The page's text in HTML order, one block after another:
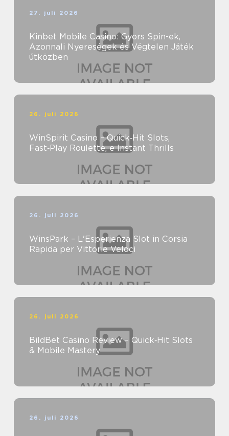
27. juli 2026
Kinbet Mobile Casino: Gyors Spin-ek,
Azonnali Nyereségek és Végtelen Játék
útközben
26. juli 2026
WinSpirit Casino – Quick‑Hit Slots,
Fast‑Play Roulette, e Instant Thrills
26. juli 2026
WinsPark – L'Esperienza Slot in Corsia
Rapida per Vittorie Veloci
26. juli 2026
BildBet Casino Review – Quick‑Hit Slots
& Mobile Mastery
26. juli 2026